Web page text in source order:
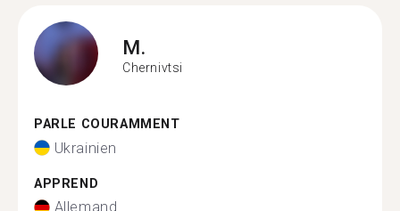
M.
Chernivtsi
PARLE COURAMMENT
Ukrainien
APPREND
Allemand